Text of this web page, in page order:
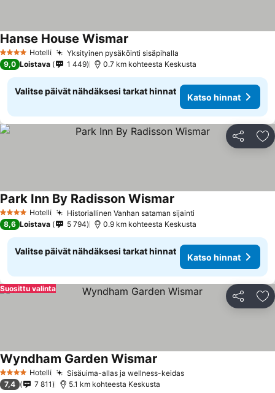
4 Tähtiluokitus
Hotelli Yksityinen pysäköinti sisäpihalla
Hanse House Wismar
9,0 Loistava 1 449 0.7 km kohteesta Keskusta
Valitse päivät nähdäksesi tarkat hinnat
Katso hinnat
Jaa
4 Tähtiluokitus
Hotelli Historiallinen Vanhan sataman sijainti
Park Inn By Radisson Wismar
8,6 Loistava 5 794 0.9 km kohteesta Keskusta
Valitse päivät nähdäksesi tarkat hinnat
Katso hinnat
Jaa
Suosittu valinta
4 Tähtiluokitus
Hotelli Sisäuima-allas ja wellness-keidasKatso hinnat
Wyndham Garden Wismar
7,4 7 811 5.1 km kohteesta Keskusta